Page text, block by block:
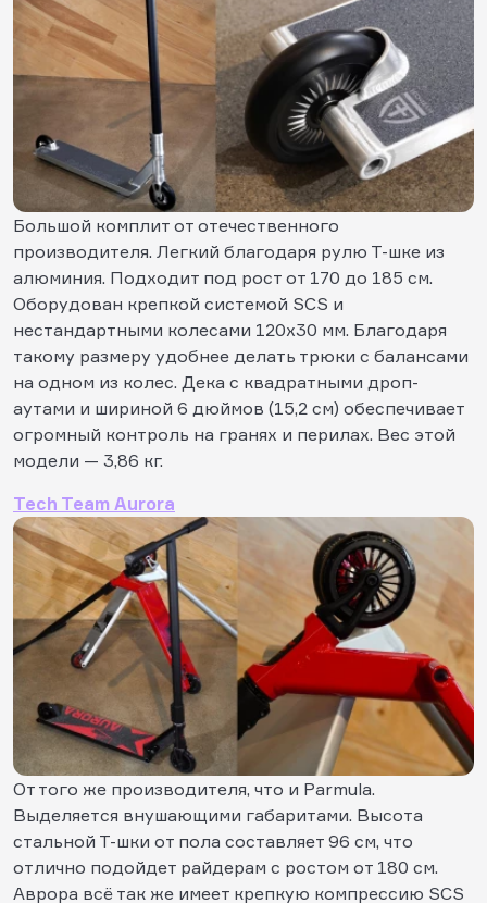
Большой комплит от отечественного
производителя. Легкий благодаря рулю Т-шке из
алюминия. Подходит под рост от 170 до 185 см.
Оборудован крепкой системой SCS и
нестандартными колесами 120х30 мм. Благодаря
такому размеру удобнее делать трюки с балансами
на одном из колес. Дека с квадратными дроп-
аутами и шириной 6 дюймов (15,2 см) обеспечивает
огромный контроль на гранях и перилах. Вес этой
модели — 3,86 кг.
Tech Team Aurora
От того же производителя, что и Parmula.
Выделяется внушающими габаритами. Высота
стальной Т-шки от пола составляет 96 см, что
отлично подойдет райдерам с ростом от 180 см.
Аврора всё так же имеет крепкую компрессию SCS